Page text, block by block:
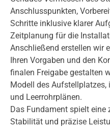
Anschlusspunkten,
Schritte inklusive klarer
Zeitplanung für die
Anschließend erstellen wir
Ihren Vorgaben und den
finalen Freigabe gestalten
Modell des Aufstellplatzes,
und Leerrohrplänen.
Das Fundament spielt eine
Stabilität und präzise